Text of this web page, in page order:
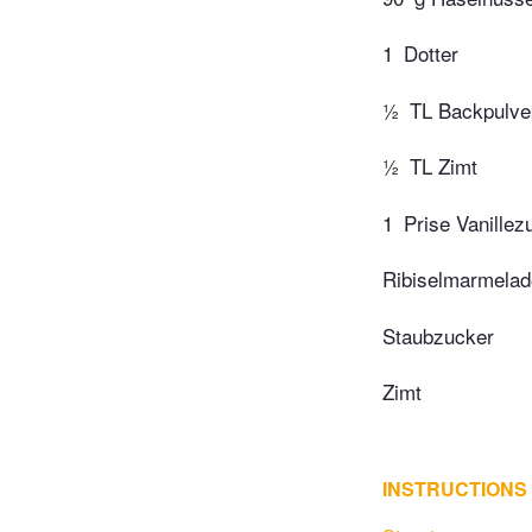
1 Dotter
½ TL
½ TL Zimt
1 Prise
Staubzucker
Zimt
INSTRUCTIONS